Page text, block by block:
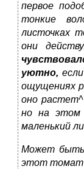
первое
тонкие
листочках
они
уютно,
ощущениях
оно растет^
но на этом
маленький
Может
этот томат